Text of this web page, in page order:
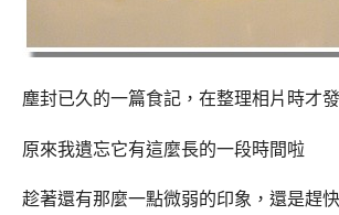
塵封已久的一篇食記，在整理相片時才
原來我遺忘它有這麼長的一段時間啦
趁著還有那麼一點微弱的印象，還是趕